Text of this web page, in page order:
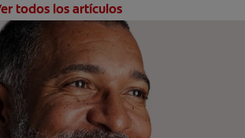
todos los artículos